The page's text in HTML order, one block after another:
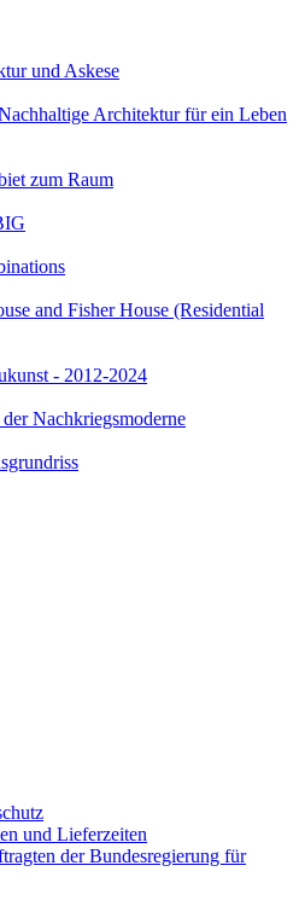
und Askese
Architektur für ein Leben
zum Raum
and Fisher House (Residential
- 2012-2024
Nachkriegsmoderne
und Lieferzeiten
der Bundesregierung für